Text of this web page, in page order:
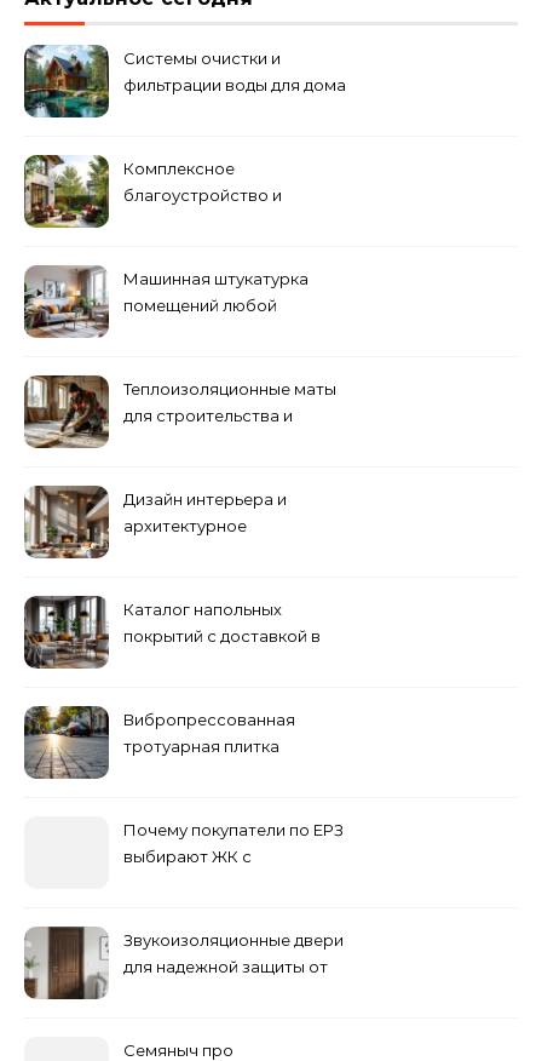
Системы очистки и
фильтрации воды для дома
Комплексное
благоустройство и
Машинная штукатурка
помещений любой
Теплоизоляционные маты
для строительства и
Дизайн интерьера и
архитектурное
Каталог напольных
покрытий с доставкой в
Вибропрессованная
тротуарная плитка
Почему покупатели по ЕРЗ
выбирают ЖК с
Звукоизоляционные двери
для надежной защиты от
Семяныч про